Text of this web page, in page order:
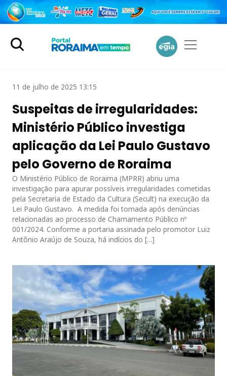
11 de julho de 2025 13:15
Suspeitas de irregularidades:
Ministério Público investiga
aplicação da Lei Paulo Gustavo
pelo Governo de Roraima
O Ministério Público de Roraima (MPRR) abriu uma
investigação para apurar possíveis irregularidades cometidas
pela Secretaria de Estado da Cultura (Secult) na execução da
Lei Paulo Gustavo. A medida foi tomada após denúncias
relacionadas ao processo de Chamamento Público nº
001/2024. Conforme a portaria assinada pelo promotor Luiz
Antônio Araújo de Souza, há indícios do […]